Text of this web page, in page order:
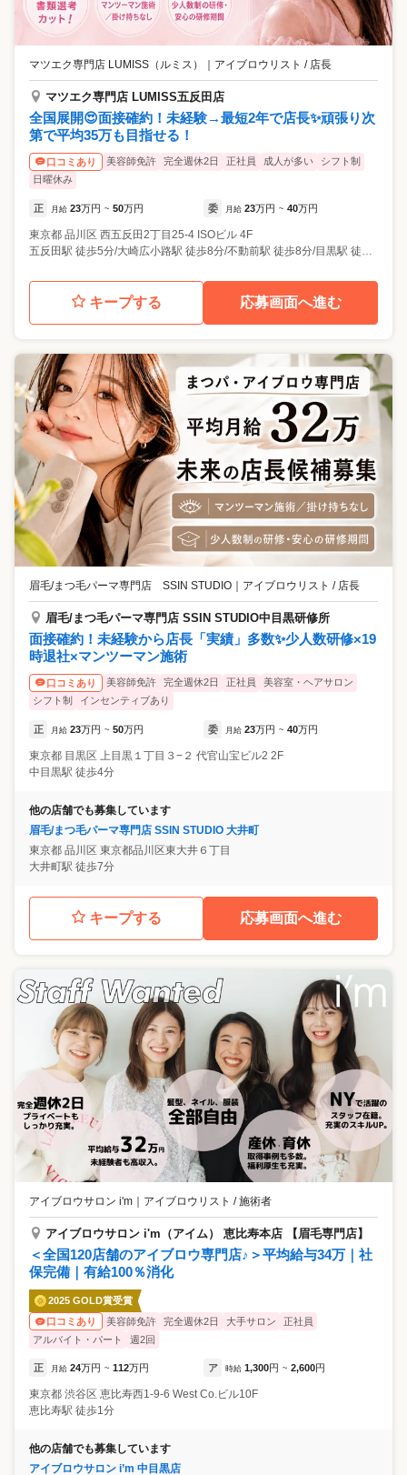
マツエク専門店 LUMISS（ルミス） ｜ アイブロウリスト / 店長
マツエク専門店 LUMISS五反田店
全国展開😍面接確約！未経験→最短2年で店長✨頑張り次
第で平均35万も目指せる！
口コミあり 美容師免許 完全週休2日 正社員 成人が多い
シフト制
日曜休み
正 月給 23万円 ~ 50万円 委 月給 23万円 ~ 40万円
東京都 品川区 西五反田2丁目25-4 ISOビル 4F
キープする 応募画面へ進む
眉毛/まつ毛パーマ専門店 SSIN STUDIO アイブロウリスト / 店長
眉毛/まつ毛パーマ専門店 SSIN STUDIO中目黒研修所
面接確約！未経験から店長「実績」多数✨少人数研修×19
時退社×マンツーマン施術
口コミあり 美容師免許 完全週休2日 正社員
美容室・ヘアサロン
シフト制
インセンティブあり
正 月給 23万円 ~ 50万円 委 月給 23万円 ~ 40万円
東京都 目黒区 上目黒１丁目３−２ 代官山宝ビル2 2F
中目黒駅 徒歩4分
他の店舗でも募集しています
眉毛/まつ毛パーマ専門店 SSIN STUDIO 大井町
東京都 品川区 東京都品川区東大井６丁目
大井町駅 徒歩7分
キープする 応募画面へ進む
アイブロウサロン i'm アイブロウリスト / 施術者
アイブロウサロン i'm（アイム） 恵比寿本店 【眉毛専門店】
＜全国120店舗のアイブロウ専門店♪＞平均給与34万｜社
保完備｜有給100％消化
2025 GOLD賞受賞
口コミあり
美容師免許 完全週休2日 大手サロン
正社員
アルバイト・パート
週2回
正 月給 24万円 ~ 112万円 ア 時給 1,300円 ~ 2,600円
東京都 渋谷区 恵比寿西1-9-6 West Co.ビル10F
恵比寿駅 徒歩1分
他の店舗でも募集しています
アイブロウサロン i’m 中目黒店